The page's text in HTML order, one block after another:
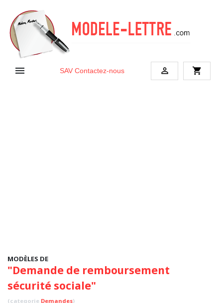
 SAV Contactez-nous  shopping_cart
MODÈLES DE
"Demande de remboursement
sécurité sociale"
(categorie Demandes)